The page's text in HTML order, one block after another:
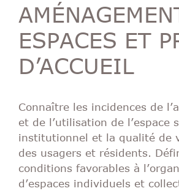
ESPACES ET
D’ACCUEIL
Connaître les incidences de
et de l’utilisation de l’espace
institutionnel et la qualité de
des usagers et résidents.
conditions favorables à
d’espaces individuels et